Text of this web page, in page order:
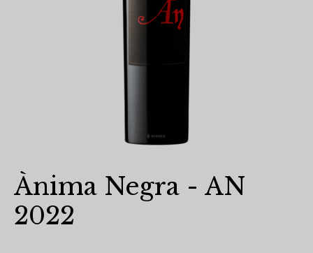
Ànima Negra - AN
2022